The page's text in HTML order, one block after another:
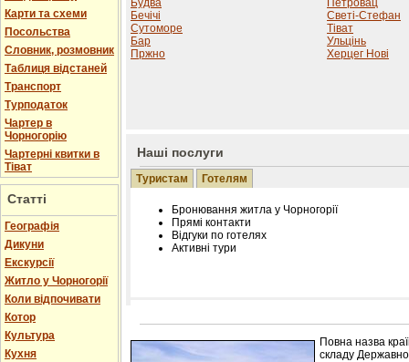
Карти та схеми
Посольства
Словник, розмовник
Таблиця відстаней
Транспорт
Турподаток
Чартер в
Чорногорію
Чартерні квитки в
Тіват
Статті
Географія
Дикуни
Екскурсії
Житло у Чорногорії
Коли відпочивати
Котор
Культура
Кухня
Будва
Бечічі
Сутоморе
Бар
Пржно
Петровац
Светі-Стефан
Тіват
Ульцінь
Херцег Нові
Наші послуги
Туристам Готелям
Бронювання житла у Чорногорії
Прямі контакти
Відгуки по готелях
Активні тури
Розміщення інформації про готель на
Редагування інформації і цін на вимогу
Лічільник відвідувачів
Повна назва
складу